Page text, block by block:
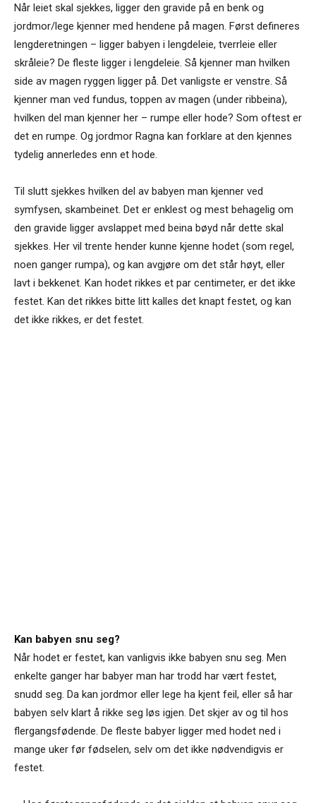
Når leiet skal sjekkes, ligger den gravide på en benk og
jordmor/lege kjenner med hendene på magen. Først defineres
lengderetningen – ligger babyen i lengdeleie, tverrleie eller
skråleie? De fleste ligger i lengdeleie. Så kjenner man hvilken
side av magen ryggen ligger på. Det vanligste er venstre. Så
kjenner man ved fundus, toppen av magen (under ribbeina),
hvilken del man kjenner her – rumpe eller hode? Som oftest er
det en rumpe. Og jordmor Ragna kan forklare at den kjennes
tydelig annerledes enn et hode.
Til slutt sjekkes hvilken del av babyen man kjenner ved
symfysen, skambeinet. Det er enklest og mest behagelig om
den gravide ligger avslappet med beina bøyd når dette skal
sjekkes. Her vil trente hender kunne kjenne hodet (som regel,
noen ganger rumpa), og kan avgjøre om det står høyt, eller
lavt i bekkenet. Kan hodet rikkes et par centimeter, er det ikke
festet. Kan det rikkes bitte litt kalles det knapt festet, og kan
det ikke rikkes, er det festet.
Kan babyen snu seg?
Når hodet er festet, kan vanligvis ikke babyen snu seg. Men
enkelte ganger har babyer man har trodd har vært festet,
snudd seg. Da kan jordmor eller lege ha kjent feil, eller så har
babyen selv klart å rikke seg løs igjen. Det skjer av og til hos
flergangsfødende. De fleste babyer ligger med hodet ned i
mange uker før fødselen, selv om det ikke nødvendigvis er
festet.